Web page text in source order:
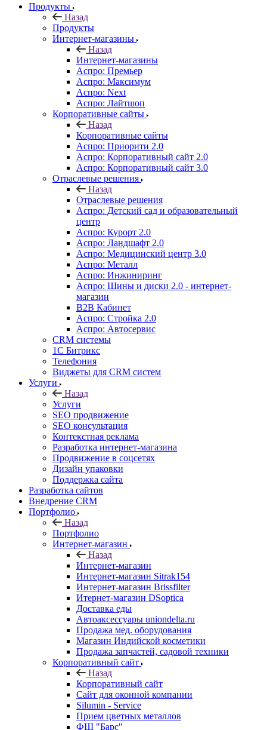
Продукты
Назад
Продукты
Интернет-магазины
Назад
Интернет-магазины
Аспро: Премьер
Аспро: Максимум
Аспро: Next
Аспро: Лайтшоп
Корпоративные сайты
Назад
Корпоративные сайты
Аспро: Приорити 2.0
Аспро: Корпоративный сайт 2.0
Аспро: Корпоративный сайт 3.0
Отраслевые решения
Назад
Отраслевые решения
Аспро: Детский сад и образовательный
центр
Аспро: Курорт 2.0
Аспро: Ландшафт 2.0
Аспро: Медицинский центр 3.0
Аспро: Металл
Аспро: Инжиниринг
Аспро: Шины и диски 2.0 - интернет-
магазин
B2B Кабинет
Аспро: Стройка 2.0
Аспро: Автосервис
CRM системы
1С Битрикс
Телефония
Виджеты для CRM cистем
Услуги
Назад
Услуги
SEO продвижение
SEO консультация
Контекстная реклама
Разработка интернет-магазина
Продвижение в соцсетях
Дизайн упаковки
Поддержка сайта
Разработка сайтов
Внедрение CRM
Портфолио
Назад
Портфолио
Интернет-магазин
Назад
Интернет-магазин
Интернет-магазин Sitrak154
Интернет-магазин Brissfilter
Итернет-магазин DSoptica
Доставка еды
Автоаксессуары uniondelta.ru
Продажа мед. оборудования
Магазин Индийской косметики
Продажа запчастей, садовой техники
Корпоративный сайт
Назад
Корпоративный сайт
Сайт для оконной компании
Silumin - Service
Прием цветных металлов
ФШ "Барс"